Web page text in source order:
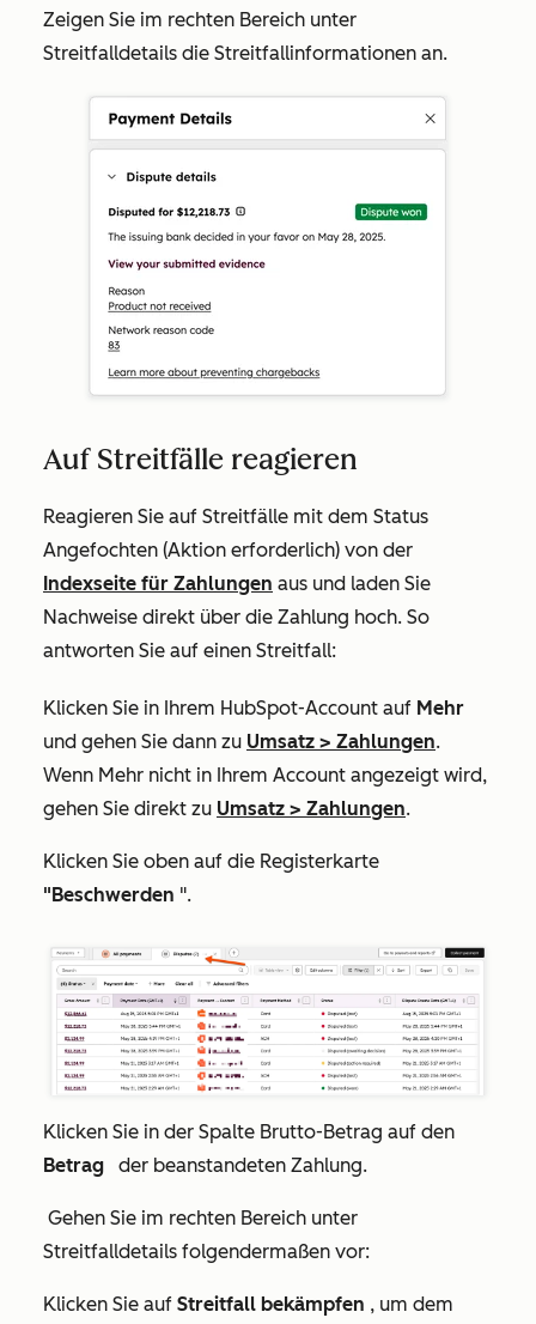
Zeigen Sie im rechten Bereich unter
Streitfalldetails die Streitfallinformationen an.
Auf Streitfälle reagieren
Reagieren Sie auf Streitfälle mit dem Status
Angefochten (Aktion erforderlich) von der
Indexseite für Zahlungen aus und laden Sie
Nachweise direkt über die Zahlung hoch. So
antworten Sie auf einen Streitfall:
Klicken Sie in Ihrem HubSpot-Account auf Mehr
und gehen Sie dann zu Umsatz > Zahlungen.
Wenn Mehr nicht in Ihrem Account angezeigt wird,
gehen Sie direkt zu Umsatz > Zahlungen.
Klicken Sie oben auf die Registerkarte
"Beschwerden ".
Klicken Sie in der Spalte Brutto-Betrag auf den
Betrag
der beanstandeten Zahlung.
Gehen Sie im rechten Bereich unter
Streitfalldetails folgendermaßen vor:
Klicken Sie auf Streitfall bekämpfen , um dem